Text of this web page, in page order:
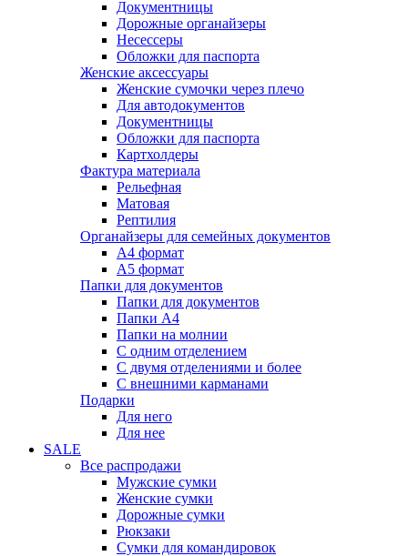
Документницы
Дорожные органайзеры
Несессеры
Обложки для паспорта
Женские аксессуары
Женские сумочки через плечо
Для автодокументов
Документницы
Обложки для паспорта
Картхолдеры
Фактура материала
Рельефная
Матовая
Рептилия
Органайзеры для семейных документов
А4 формат
А5 формат
Папки для документов
Папки для документов
Папки А4
Папки на молнии
С одним отделением
С двумя отделениями и более
С внешними карманами
Подарки
Для него
Для нее
SALE
Все распродажи
Мужские сумки
Женские сумки
Дорожные сумки
Рюкзаки
Сумки для командировок